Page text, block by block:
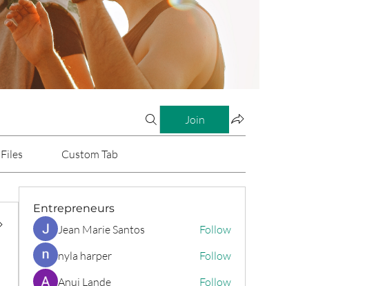
Join
Files Custom Tab
Entrepreneurs
Jean Marie Santos
Follow
nyla harper
Follow
Anuj Lande
Follow